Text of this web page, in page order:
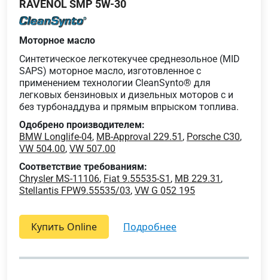
RAVENOL SMP 5W-30
Моторное масло
Синтетическое легкотекучее среднезольное (MID
SAPS) моторное масло, изготовленное с
применением технологии CleanSynto® для
легковых бензиновых и дизельных моторов с и
без турбонаддува и прямым впрыском топлива.
Одобрено производителем:
BMW Longlife-04, MB-Approval 229.51 , Porsche C30,
VW 504.00, VW 507.00
Соответствие требованиям:
Chrysler MS-11106, Fiat 9.55535-S1 , MB 229.31 ,
Stellantis FPW9.55535/03, VW G 052 195
Купить Online подробнее